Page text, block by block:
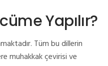
Yapılır?
Tüm bu dillerin
muhakkak çevirisi ve